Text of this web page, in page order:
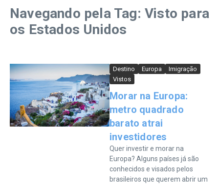
Navegando pela Tag: Visto para
os Estados Unidos
Destino Europa
Imigração
Vistos
Morar na Europa:
metro quadrado
barato atrai
investidores
Quer investir e morar na
Europa? Alguns países já são
conhecidos e visados pelos
brasileiros que querem abrir um